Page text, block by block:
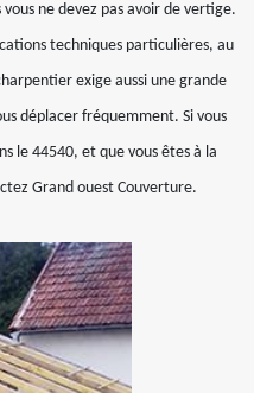
ne devez pas avoir de vertige.
techniques particulières, au
exige aussi une grande
déplacer fréquemment. Si vous
le 44540, et que vous êtes à la
Grand ouest Couverture.